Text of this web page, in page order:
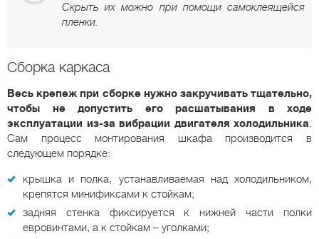
Скрыть их можно при помощи самоклеящейся
пленки.
Сборка каркаса
Весь крепеж при сборке нужно закручивать тщательно,
чтобы не допустить его расшатывания в ходе
эксплуатации из-за вибрации двигателя холодильника.
Сам процесс монтирования шкафа производится в
следующем порядке:
крышка и полка, устанавливаемая над холодильником,
крепятся минификсами к стойкам;
задняя стенка фиксируется к нижней части полки
евровинтами, а к стойкам – уголками;